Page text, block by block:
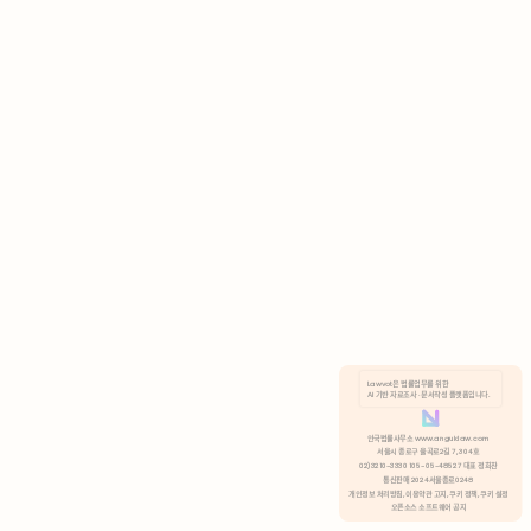
분석 쿠키 허용
Lawvot은 법률업무를 위한
AI 기반 자료조사 · 문서작성 플랫폼입니다.
안국법률사무소 www.anguklaw.com
서울시 종로구 율곡로2길 7, 304호
02)3210-3330 105-05-48527 대표 정희찬
통신판매 2024서울종로0248
개인정보 처리방침, 이용약관 고지, 쿠키 정책, 쿠키 설정
오픈소스 소프트웨어 공지